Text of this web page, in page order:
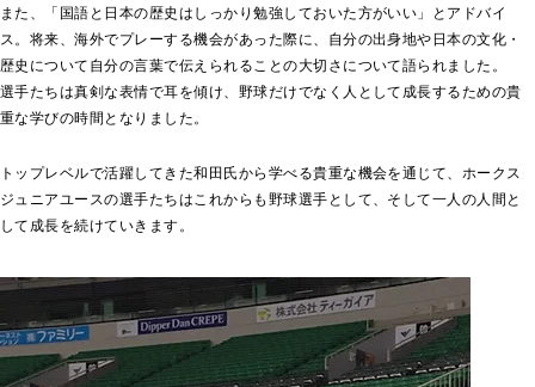
また、「国語と日本の歴史はしっかり勉強しておいた方がいい」とアドバイ
ス。将来、海外でプレーする機会があった際に、自分の出身地や日本の文化・
歴史について自分の言葉で伝えられることの大切さについて語られました。
選手たちは真剣な表情で耳を傾け、野球だけでなく人として成長するための貴
重な学びの時間となりました。
トップレベルで活躍してきた和田氏から学べる貴重な機会を通じて、ホークス
ジュニアユースの選手たちはこれからも野球選手として、そして一人の人間と
して成長を続けていきます。